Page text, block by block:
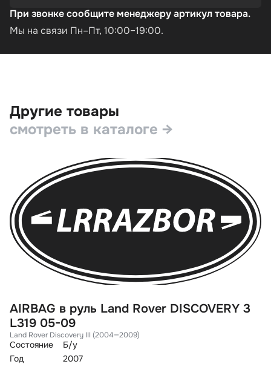
При звонке сообщите менеджеру артикул товара.
Мы на связи Пн–Пт, 10:00–19:00.
Другие товары
смотреть в каталоге →
AIRBAG в руль Land Rover DISCOVERY 3
L319 05-09
Land Rover Discovery III (2004—2009)
Состояние
Б/у
Год
2007